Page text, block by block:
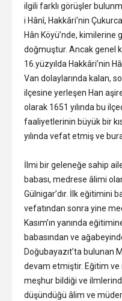
ilgili farklı görüşler
i Hânî, Hakkâri’nin
Hân Köyü’nde, kimilerine
doğmuştur. Ancak genel
16.yüzyılda Hakkâri’nin
Van dolaylarında kalan,
ilçesine yerleşen Han
olarak 1651 yılında bu
faaliyetlerinin büyük bir
yılında vefat etmiş ve
İlmi bir geleneğe sahip
babası, medrese âlimi
Gülnigar’dır. İlk eğitimini
vefatından sonra yine
Kasım’ın yanında
babasından ve
Doğubayazıt’ta bulunan
devam etmiştir. Eğitim ve
meşhur bildiği ve
düşündüğü âlim ve